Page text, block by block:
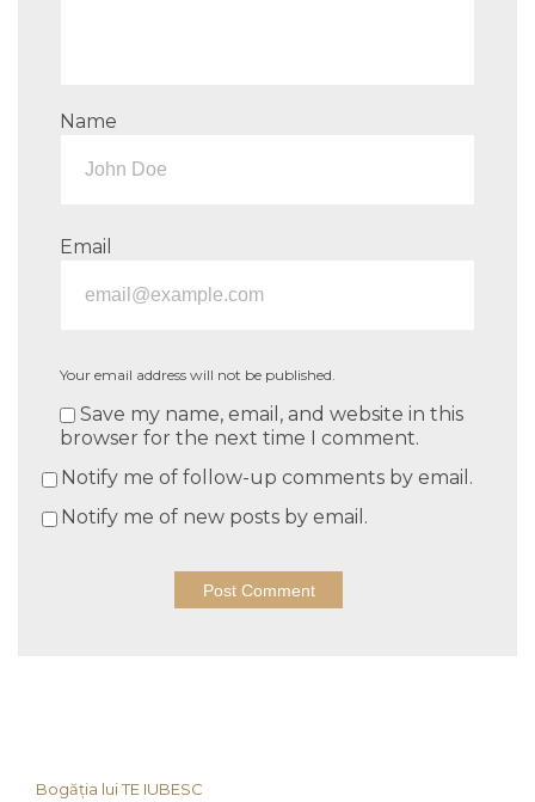
Name
Email
Your email address will not be published.
Save my name, email, and website in this
browser for the next time I comment.
Notify me of follow-up comments by email.
Notify me of new posts by email.
Bogăția lui TE IUBESC